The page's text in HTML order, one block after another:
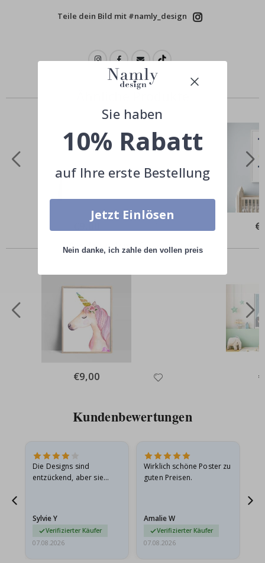
Teile dein Bild mit #namly_design
Special
Price
€9,00
Andere kauften auch
Special
Price
€9,00
Kundenbewertungen
Die Designs sind
entzückend, aber sie
sie…
Sylvie Y
Verifizierter Käufer
07.08.2026
Wirklich schöne Poster zu
guten Preisen.
Amalie W
Verifizierter Käufer
07.08.2026
Sie haben
10% Rabatt
auf Ihre erste Bestellung
Jetzt Einlösen
Nein danke, ich zahle den vollen preis